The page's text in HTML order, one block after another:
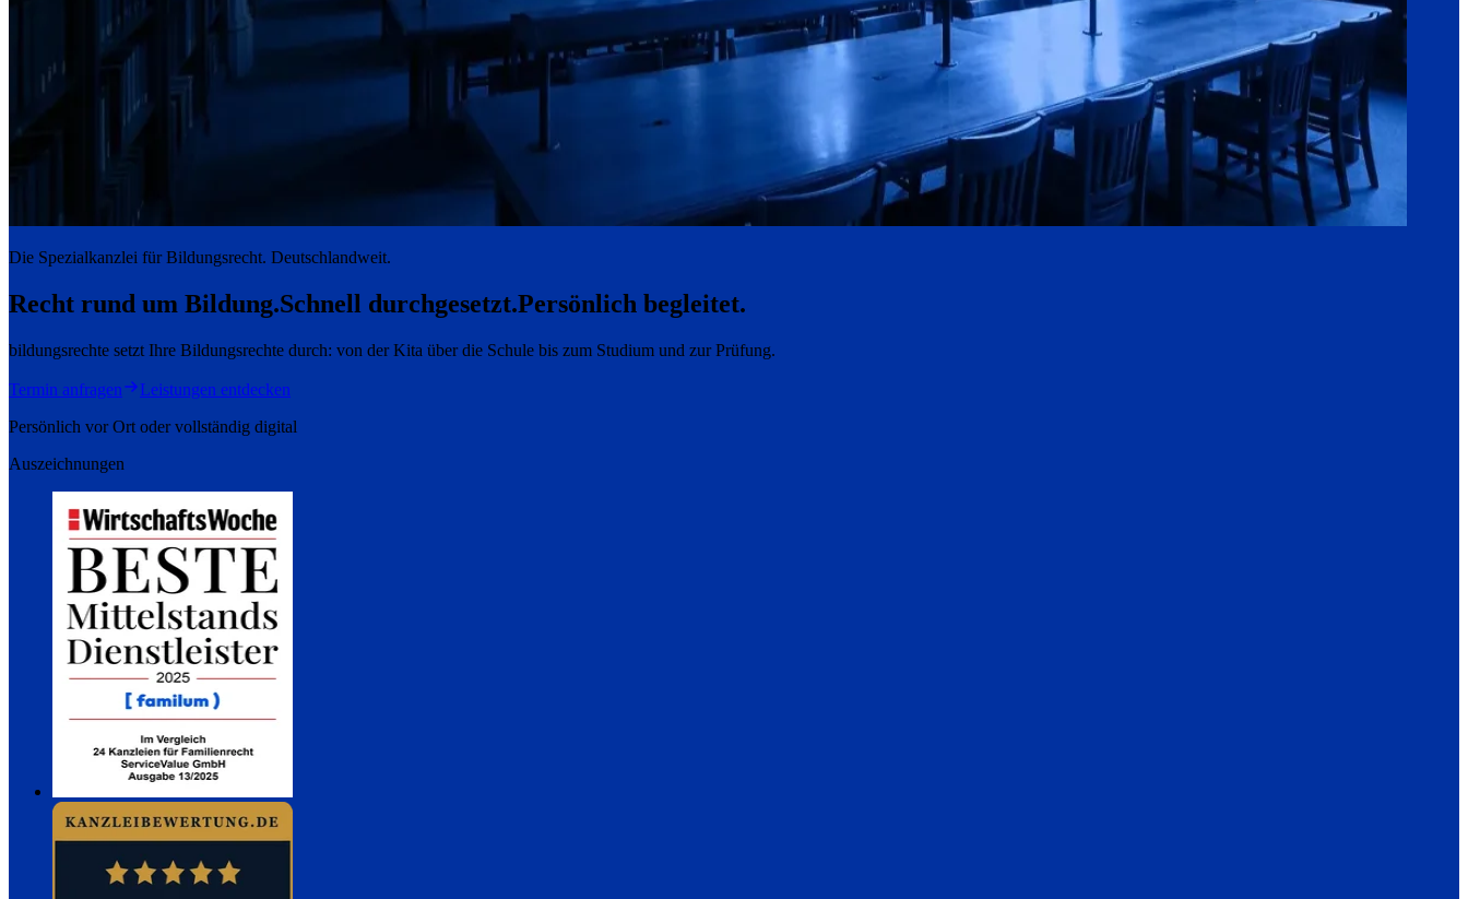
Die Spezialkanzlei für Bildungsrecht. Deutschlandweit.
Recht rund um Bildung.Schnell durchgesetzt.Persönlich begleitet.
bildungsrechte setzt Ihre Bildungsrechte durch: von der Kita über die Schule bis zum Studium und zur Prüfung.
Termin anfragen
Leistungen entdecken
Persönlich vor Ort oder vollständig digital
Auszeichnungen